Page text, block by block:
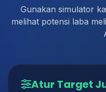
Gunakan simulator
melihat potensi laba
Atur Target